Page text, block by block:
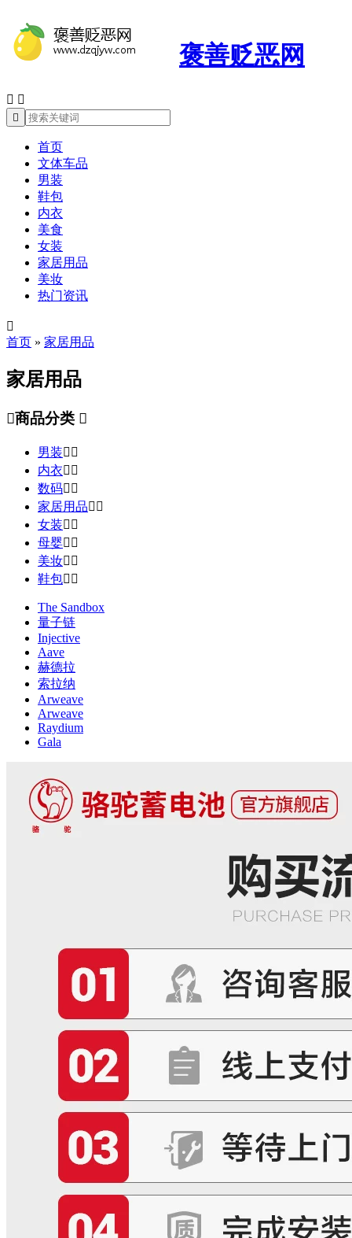
褒善贬恶网
 

首页
文体车品
男装
鞋包
内衣
美食
女装
家居用品
美妆
热门资讯

首页 » 家居用品
家居用品
商品分类 
男装 
内衣 
数码 
家居用品 
女装 
母婴 
美妆 
鞋包 
The Sandbox
量子链
Injective
Aave
赫德拉
索拉纳
Arweave
Arweave
Raydium
Gala